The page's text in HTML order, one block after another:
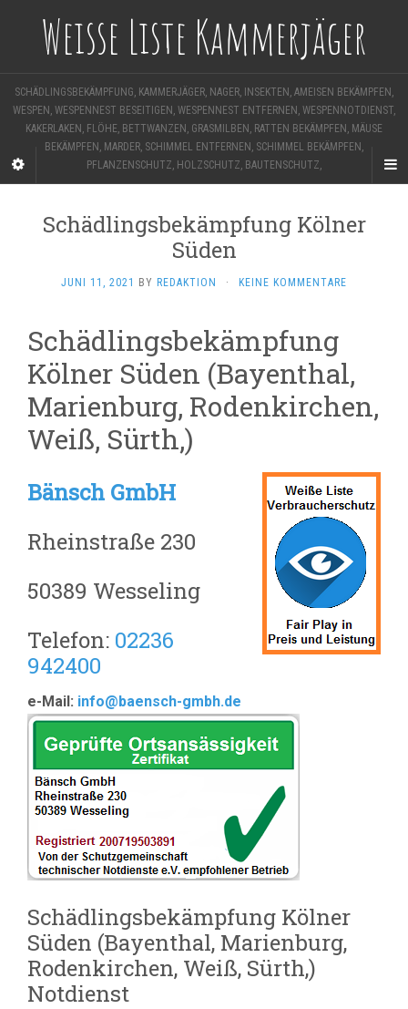
Weisse Liste Kammerjäger
SCHÄDLINGSBEKÄMPFUNG, KAMMERJÄGER, NAGER, INSEKTEN, AMEISEN BEKÄMPFEN,
WESPEN, WESPENNEST BESEITIGEN, WESPENNEST ENTFERNEN, WESPENNOTDIENST,
KAKERLAKEN, FLÖHE, BETTWANZEN, GRASMILBEN, RATTEN BEKÄMPFEN, MÄUSE
BEKÄMPFEN, MARDER, SCHIMMEL ENTFERNEN, SCHIMMEL BEKÄMPFEN,
PFLANZENSCHUTZ, HOLZSCHUTZ, BAUTENSCHUTZ,
Schädlingsbekämpfung Kölner
Süden
JUNI 11, 2021 BY REDAKTION · KEINE KOMMENTARE
Schädlingsbekämpfung
Kölner Süden (Bayenthal,
Marienburg, Rodenkirchen,
Weiß, Sürth,)
Bänsch GmbH
Rheinstraße 230
50389 Wesseling
Telefon: 02236
942400
e-Mail: info@baensch-gmbh.de
Schädlingsbekämpfung Kölner
Süden (Bayenthal, Marienburg,
Rodenkirchen, Weiß, Sürth,)
Notdienst